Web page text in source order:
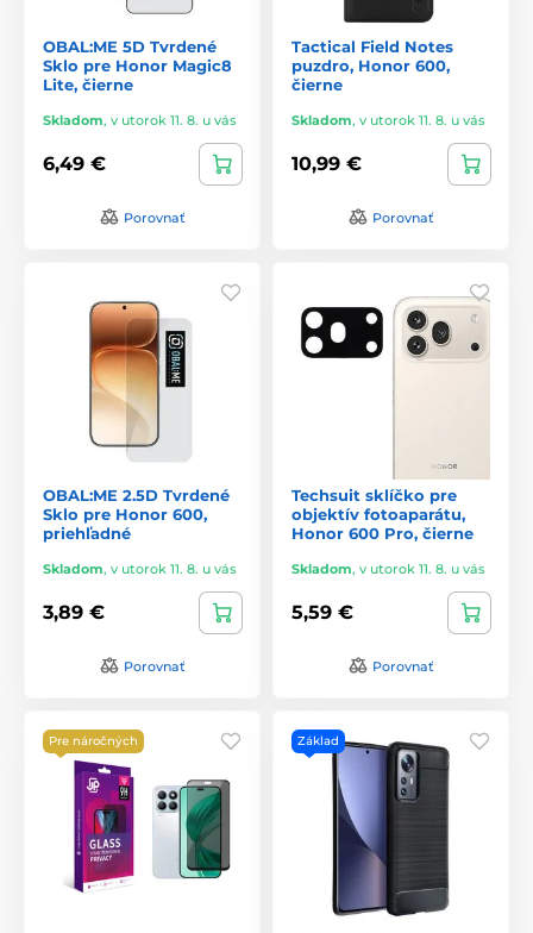
OBAL:ME 5D Tvrdené
Sklo pre Honor Magic8
Lite, čierne
Skladom, v utorok 11. 8. u vás
6,49 €
Porovnať
Tactical Field Notes
puzdro, Honor 600,
čierne
Skladom, v utorok 11. 8. u vás
10,99 €
Porovnať
OBAL:ME 2.5D Tvrdené
Sklo pre Honor 600,
priehľadné
Skladom, v utorok 11. 8. u vás
3,89 €
Porovnať
Techsuit sklíčko pre
objektív fotoaparátu,
Honor 600 Pro, čierne
Skladom, v utorok 11. 8. u vás
5,59 €
Porovnať
Pre náročných Základ